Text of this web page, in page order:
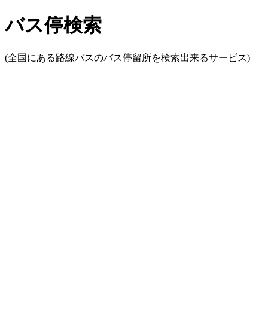
バス停検索
(全国にある路線バスのバス停留所を検索出来るサービス)